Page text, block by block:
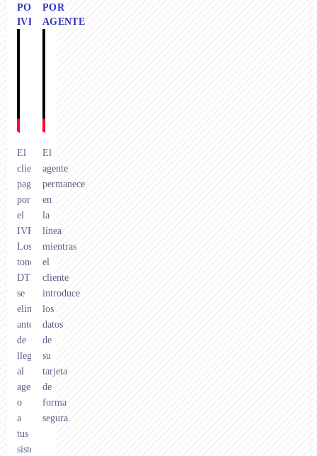
POR
IVR
El
cliente
paga
por
el
IVR.
Los
tonos
DTMF
se
eliminan
antes
de
llegar
al
agente
o
a
tus
sistemas.
POR
AGENTE
El
agente
permanece
en
la
línea
mientras
el
cliente
introduce
los
datos
de
su
tarjeta
de
forma
segura.